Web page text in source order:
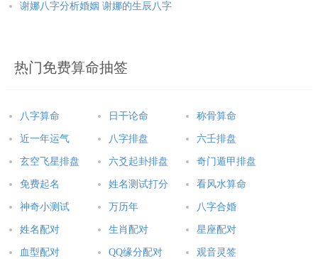
谢娜八字分析婚姻 谢娜的生辰八字
热门免费算命抽签
八字算命 日干论命 称骨算命
近一年运气 八字排盘 六壬排盘
玄空飞星排盘 六爻起卦排盘 奇门遁甲排盘
免费起名 姓名测试打分 看风水算命
神奇小测试 万历年 八字合婚
姓名配对 生肖配对 星座配对
血型配对 QQ缘分配对 观音灵签